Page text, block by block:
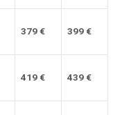
379 € 399 €
419 € 439 €